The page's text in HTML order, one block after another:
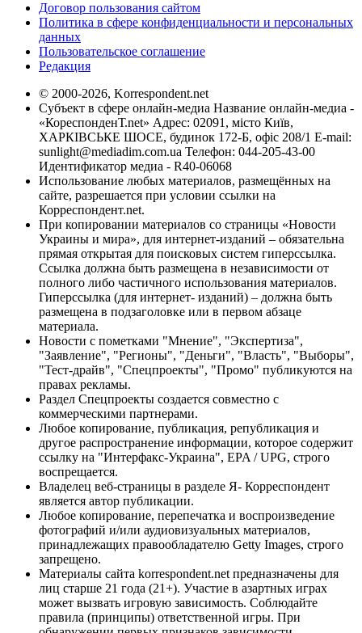
Договор пользования сайтом
Политика в сфере конфиденциальности и персональных
данных
Пользовательское соглашение
Редакция
© 2000-2026, Korrespondent.net
Субъект в сфере онлайн-медиа Название онлайн-медиа -
«КореспонденТ.net» Адрес: 02091, місто Київ,
ХАРКІВСЬКЕ ШОСЕ, будинок 172-Б, офіс 208/1 E-mail:
sunlight@mediadim.com.ua Телефон: 044-205-43-00
Идентификатор медиа - R40-06068
Использование любых материалов, размещённых на
сайте, разрешается при условии ссылки на
Корреспондент.net.
При копировании материалов со страницы «Новости
Украины и мира», для интернет-изданий – обязательна
прямая открытая для поисковых систем гиперссылка.
Ссылка должна быть размещена в независимости от
полного либо частичного использования материалов.
Гиперссылка (для интернет- изданий) – должна быть
размещена в подзаголовке или в первом абзаце
материала.
Новости с пометками "Мнение", "Экспертиза",
"Заявление", "Регионы", "Деньги", "Власть", "Выборы",
"Тест-драйв", "Спецпроекты", "Промо" публикуются на
правах рекламы.
Раздел Спецпроекты создается совместно с
коммерческими партнерами.
Любое копирование, публикация, републикация и
другое распространение информации, которое содержит
ссылку на "Интерфакс-Украина", EPA / UPG, строго
воспрещается.
Владелец веб-страницы в разделе Я- Корреспондент
является автор публикации.
Любое копирование, перепечатка и воспроизведение
фотографий и/или аудиовизуальных материалов,
принадлежащих правообладателю Getty Images, строго
запрещено.
Материалы сайта korrespondent.net предназначены для
лиц старше 21 года (21+). Участие в азартных играх
может вызвать игровую зависимость. Соблюдайте
правила (принципы) ответственной игры. При